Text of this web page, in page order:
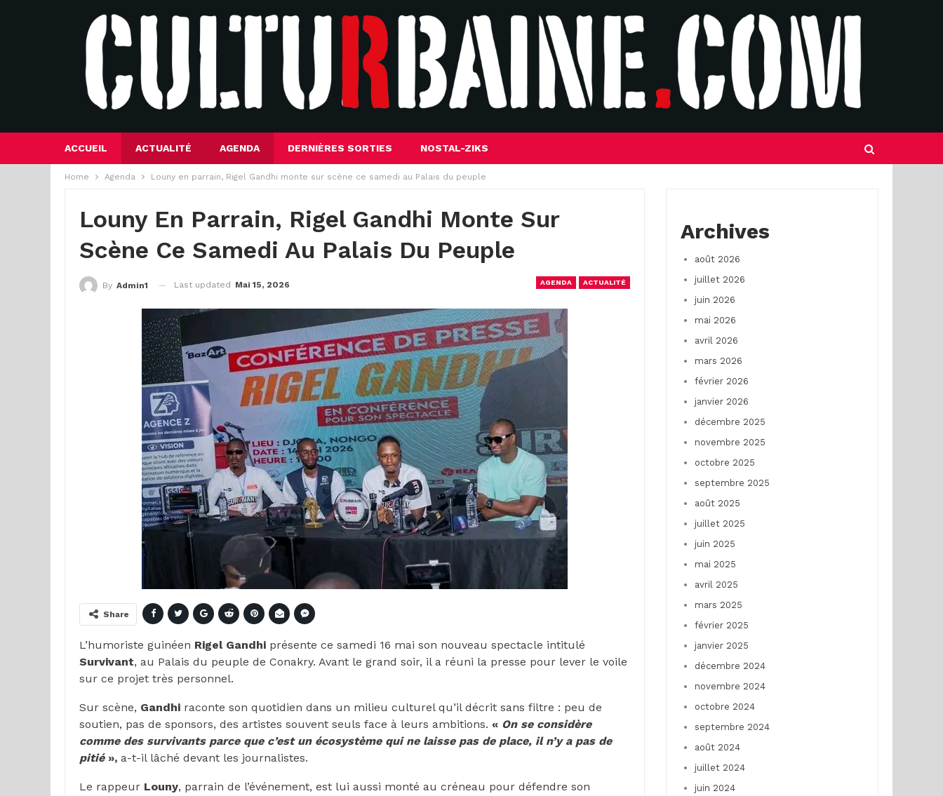
ACCUEIL ACTUALITÉ AGENDA DERNIÈRES SORTIES NOSTAL-ZIKS
Home Agenda Louny en parrain, Rigel Gandhi monte sur scène ce samedi au Palais du peuple
Louny En Parrain, Rigel Gandhi Monte Sur
Scène Ce Samedi Au Palais Du Peuple
AGENDA ACTUALITÉ
By Admin1 Last updated Mai 15, 2026
Share
L’humoriste guinéen Rigel Gandhi présente ce samedi 16 mai son nouveau spectacle intitulé
Survivant, au Palais du peuple de Conakry. Avant le grand soir, il a réuni la presse pour lever le voile
sur ce projet très personnel.
Sur scène, Gandhi raconte son quotidien dans un milieu culturel qu’il décrit sans filtre : peu de
soutien, pas de sponsors, des artistes souvent seuls face à leurs ambitions. « On se considère
comme des survivants parce que c’est un écosystème qui ne laisse pas de place, il n’y a pas de
pitié», a-t-il lâché devant les journalistes.
Le rappeur Louny, parrain de l’événement, est lui aussi monté au créneau pour défendre son
Archives
août 2026
juillet 2026
juin 2026
mai 2026
avril 2026
mars 2026
février 2026
janvier 2026
décembre 2025
novembre 2025
octobre 2025
septembre 2025
août 2025
juillet 2025
juin 2025
mai 2025
avril 2025
mars 2025
février 2025
janvier 2025
décembre 2024
novembre 2024
octobre 2024
septembre 2024
août 2024
juillet 2024
juin 2024